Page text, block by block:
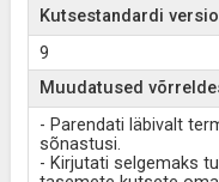
Kutsestandardi
9
Muudatused
- Parendati läbivalt
sõnastusi.
- Kirjutati selgemaks